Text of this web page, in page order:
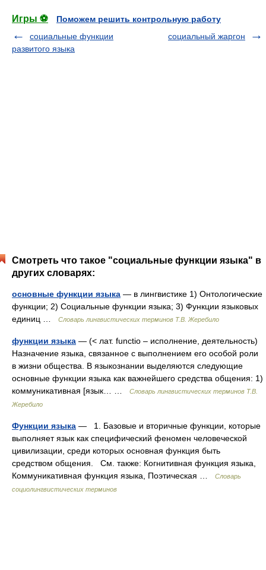
Игры ⚽
Поможем решить контрольную работу
социальные функции
развитого языка
социальный жаргон
Смотреть что такое "социальные функции языка" в
других словарях:
основные функции языка — в лингвистике 1) Онтологические
функции; 2) Социальные функции языка; 3) Функции языковых
единиц …
Словарь лингвистических терминов Т.В. Жеребило
функции языка — (< лат. functio – исполнение, деятельность)
Назначение языка, связанное с выполнением его особой роли
в жизни общества. В языкознании выделяются следующие
основные функции языка как важнейшего средства общения: 1)
коммуникативная [язык… …
Словарь лингвистических терминов Т.В.
Жеребило
Функции языка — 1. Базовые и вторичные функции, которые
выполняет язык как специфический феномен человеческой
цивилизации, среди которых основная функция быть
средством общения. См. также: Когнитивная функция языка,
Коммуникативная функция языка, Поэтическая …
Словарь
социолингвистических терминов